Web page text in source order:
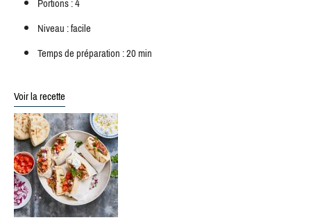
Niveau : facile
Temps de préparation : 20 min
Voir la recette